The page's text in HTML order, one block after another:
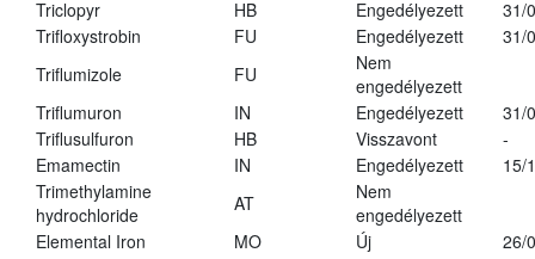
Triclopyr
HB Engedélyezett
31/
Trifloxystrobin
FU Engedélyezett
31/
Triflumizole
FU
Nem
engedélyezett
Triflumuron
IN Engedélyezett
31/
Triflusulfuron
HB Visszavont
-
Emamectin
IN Engedélyezett
15/
Trimethylamine
hydrochloride
AT
Nem
engedélyezett
Elemental Iron
MO Új
26/